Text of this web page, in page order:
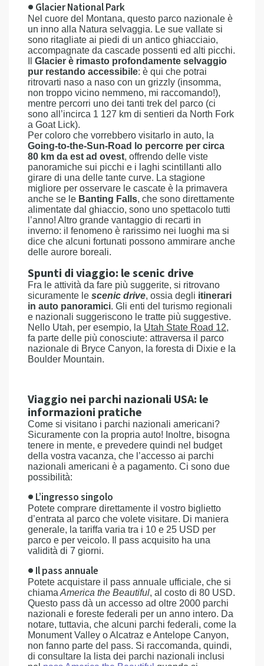
● Glacier National Park
Nel cuore del Montana, questo parco nazionale è
un inno alla Natura selvaggia. Le sue vallate si
sono ritagliate ai piedi di un antico ghiacciaio,
accompagnate da cascade possenti ed alti picchi.
Glacier è rimasto profondamente selvaggio
pur restando accessibile: è qui che potrai
ritrovarti naso a naso con un grizzly (insomma,
non troppo vicino nemmeno, mi raccomando!),
mentre percorri uno dei tanti trek del parco (ci
sono all’incirca 1 127 km di sentieri da North Fork
a Goat Lick).
Per coloro che vorrebbero visitarlo in auto, la
Going-to-the-Sun-Road lo percorre per circa
80 km da est ad ovest, offrendo delle viste
panoramiche sui picchi e i laghi scintillanti allo
girare di una delle tante curve. La stagione
migliore per osservare le cascate è la primavera
anche se le Banting Falls, che sono direttamente
alimentate dal ghiaccio, sono uno spettacolo tutti
l’anno! Altro grande vantaggio di recarti in
inverno: il fenomeno è rarissimo nei luoghi ma si
dice che alcuni fortunati possono ammirare anche
delle aurore boreali.
Spunti di viaggio: le scenic drive
Fra le attività da fare più suggerite, si ritrovano
sicuramente le scenic drive, ossia degli itinerari
in auto panoramici. Gli enti del turismo regionali
e nazionali suggeriscono le tratte più suggestive.
Nello Utah, per esempio, la Utah State Road 12,
fa parte delle più conosciute: attraversa il parco
nazionale di Bryce Canyon, la foresta di Dixie e la
Boulder Mountain.
Viaggio nei parchi nazionali USA: le
informazioni pratiche
Come si visitano i parchi nazionali americani?
Sicuramente con la propria auto! Inoltre, bisogna
tenere in mente, e prevedere quindi nel budget
della vostra vacanza, che l’accesso ai parchi
nazionali americani è a pagamento. Ci sono due
possibilità:
● L’ingresso singolo
Potete comprare direttamente il vostro biglietto
d’entrata al parco che volete visitare. Di maniera
generale, la tariffa varia tra i 10 e 25 USD per
parco e per veicolo. Il pass acquisito ha una
validità di 7 giorni.
● Il pass annuale
Potete acquistare il pass annuale ufficiale, che si
chiama America the Beautiful, al costo di 80 USD.
Questo pass dà un accesso ad oltre 2000 parchi
nazionali e foreste federali per un anno intero. Da
notare, tuttavia, che alcuni parchi federali, come la
Monument Valley o Alcatraz e Antelope Canyon,
non fanno parte del pass. Si raccomanda, quindi,
di consultare la lista dei parchi nazionali inclusi